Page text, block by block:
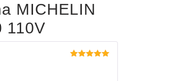
MICHELIN
110V